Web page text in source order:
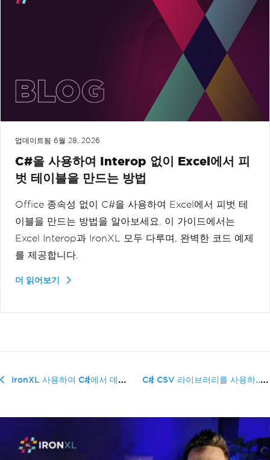
업데이트됨 6월 28, 2026
C#을 사용하여 Interop 없이 Excel에서 피
벗 테이블을 만드는 방법
Office 종속성 없이 C#을 사용하여 Excel에서 피벗 테
이블을 만드는 방법을 알아보세요. 이 가이드에서는
Excel Interop과 IronXL 모두 다루며, 완벽한 코드 예제
를 제공합니다.
더 읽어보기
IronXL 사용하여 C#에서 데이터를 CSV로 저장하는 방법 C# CSV 라이브러리를 사용하...